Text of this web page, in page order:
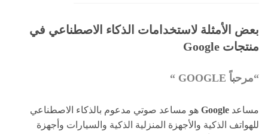
بعض الأمثلة لاستخدامات الذكاء الاصطناعي في
منتجات Google
“مرحباً GOOGLE “
مساعد Google هو مساعد صوتي مدعوم بالذكاء الاصطناعي
للهواتف الذكية والأجهزة المنزلية الذكية والسيارات وأجهزة